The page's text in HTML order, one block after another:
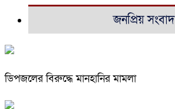
জনপ্রিয় সংবাদ
ডিপজলের বিরুদ্ধে মানহানির মামলা